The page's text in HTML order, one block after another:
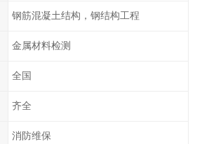
钢筋混凝土结构，钢结构工程
金属材料检测
全国
齐全
消防维保